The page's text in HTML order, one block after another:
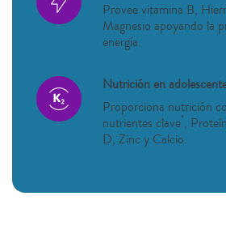
Provee vitamina B,
Magnesio apoyando la
energía.
Nutrición en
Proporciona nutrición
nutrientes clave*,
D, Zinc y Calcio.